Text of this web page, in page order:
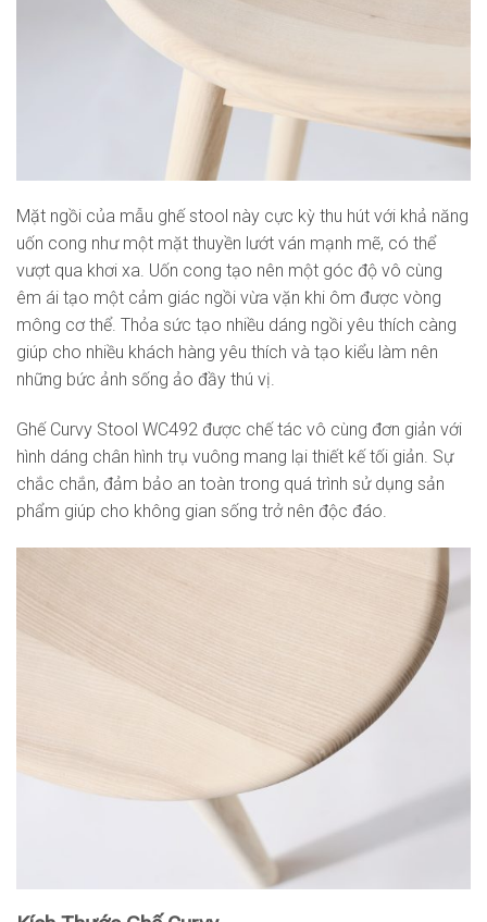
Mặt ngồi của mẫu ghế stool này cực kỳ thu hút với khả năng
uốn cong như một mặt thuyền lướt ván mạnh mẽ, có thể
vượt qua khơi xa. Uốn cong tạo nên một góc độ vô cùng
êm ái tạo một cảm giác ngồi vừa vặn khi ôm được vòng
mông cơ thể. Thỏa sức tạo nhiều dáng ngồi yêu thích càng
giúp cho nhiều khách hàng yêu thích và tạo kiểu làm nên
những bức ảnh sống ảo đầy thú vị.
Ghế Curvy Stool WC492 được chế tác vô cùng đơn giản với
hình dáng chân hình trụ vuông mang lại thiết kế tối giản. Sự
chắc chắn, đảm bảo an toàn trong quá trình sử dụng sản
phẩm giúp cho không gian sống trở nên độc đáo.